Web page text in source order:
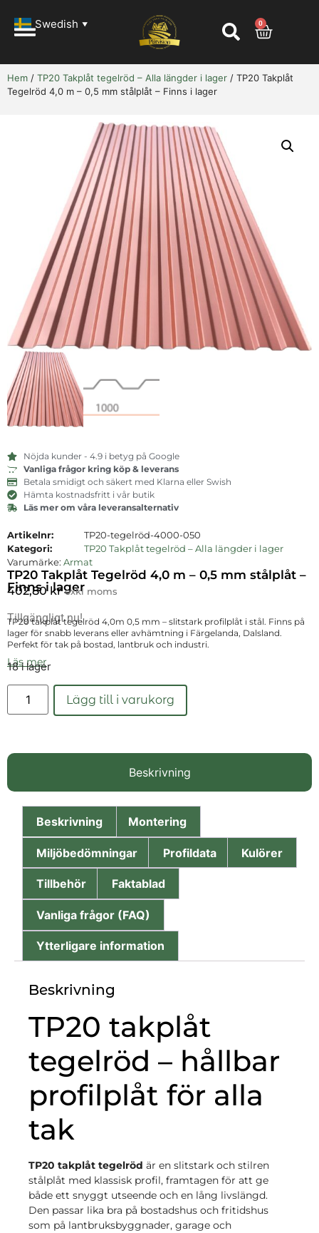
Swedish ▼ 0
Hem / TP20 Takplåt tegelröd – Alla längder i lager / TP20 Takplåt
Tegelröd 4,0 m – 0,5 mm stålplåt – Finns i lager
Nöjda kunder - 4.9 i betyg på Google
Vanliga frågor kring köp & leverans
Betala smidigt och säkert med Klarna eller Swish
Hämta kostnadsfritt i vår butik
Läs mer om våra leveransalternativ
Artikelnr:
TP20-tegelröd-4000-050
Kategori:
TP20 Takplåt tegelröd – Alla längder i lager
Varumärke: Armat
TP20 Takplåt Tegelröd 4,0 m – 0,5 mm stålplåt –
Finns i lager
402,80kr exkl moms
Tillgängligt nu!
TP20 takplåt tegelröd 4,0m 0,5 mm – slitstark profilplåt i stål. Finns på
lager för snabb leverans eller avhämtning i Färgelanda, Dalsland.
Perfekt för tak på bostad, lantbruk och industri.
Läs mer
18 i lager
Lägg till i varukorg
Beskrivning
Beskrivning Montering
Miljöbedömningar Profildata Kulörer
Tillbehör Faktablad
Vanliga frågor (FAQ)
Ytterligare information
Beskrivning
TP20 takplåt
tegelröd – hållbar
profilplåt för alla
tak
TP20 takplåt tegelröd är en slitstark och stilren
stålplåt med klassisk profil, framtagen för att ge
både ett snyggt utseende och en lång livslängd.
Den passar lika bra på bostadshus och fritidshus
som på lantbruksbyggnader, garage och